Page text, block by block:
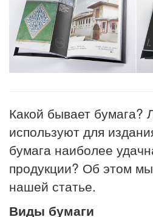
Какой бывает бумага?
используют для
бумага наиболее
продукции? Об этом
нашей статье.
Виды бумаги